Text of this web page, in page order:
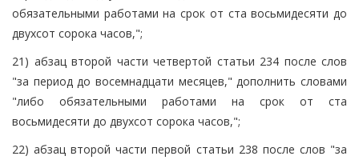
обязательными работами на срок от ста восьмидесяти до
двухсот сорока часов,";
21) абзац второй части четвертой статьи 234 после слов
"за период до восемнадцати месяцев," дополнить словами
"либо обязательными работами на срок от ста
восьмидесяти до двухсот сорока часов,";
22) абзац второй части первой статьи 238 после слов "за